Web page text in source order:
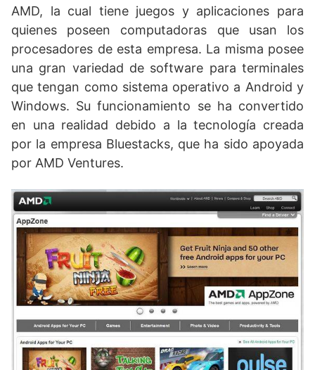
AMD, la cual tiene juegos y aplicaciones para
quienes poseen computadoras que usan los
procesadores de esta empresa. La misma posee
una gran variedad de software para terminales
que tengan como sistema operativo a Android y
Windows. Su funcionamiento se ha convertido
en una realidad debido a la tecnología creada
por la empresa Bluestacks, que ha sido apoyada
por AMD Ventures.